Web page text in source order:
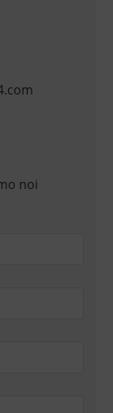
noi